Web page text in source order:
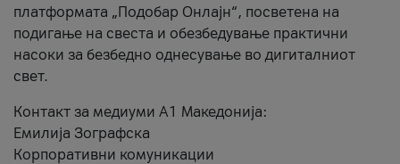
платформата „Подобар Онлајн“, посветена на
подигање на свеста и обезбедување практични
насоки за безбедно однесување во дигиталниот
свет.
Контакт за медиуми А1 Македонија:
Емилија Зографска
Корпоративни комуникации